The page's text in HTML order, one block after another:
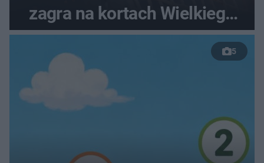
zagra na kortach Wielkiego
Szlema?
5